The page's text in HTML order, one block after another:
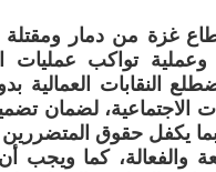
غزة من دمار
تواكب عمليات
النقابات العمالية
الاجتماعية، لضمان
يكفل حقوق المتضررين
والفعالة، كما ويجب